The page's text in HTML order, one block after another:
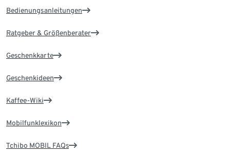
Bedienungsanleitungen
Ratgeber & Größenberater
Geschenkkarte
Geschenkideen
Kaffee-Wiki
Mobilfunklexikon
Tchibo MOBIL FAQs